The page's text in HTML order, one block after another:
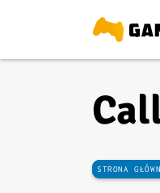
STRONA